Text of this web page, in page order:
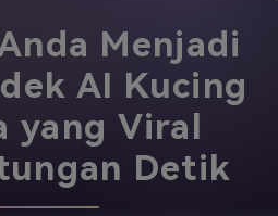
Menjadi
AI Kucing
yang Viral
Detik